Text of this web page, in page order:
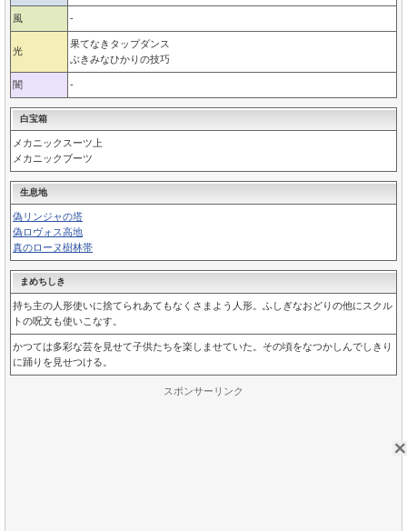
風 -
光
果てなきタップダンス
ぶきみなひかりの技巧
闇 -
白宝箱
メカニックスーツ上
メカニックブーツ
生息地
偽リンジャの塔
偽ロヴォス高地
真のローヌ樹林帯
まめちしき
持ち主の人形使いに捨てられあてもなくさまよう人形。ふしぎなおどりの他にスクル
トの呪文も使いこなす。
かつては多彩な芸を見せて子供たちを楽しませていた。その頃をなつかしんでしきり
に踊りを見せつける。
スポンサーリンク